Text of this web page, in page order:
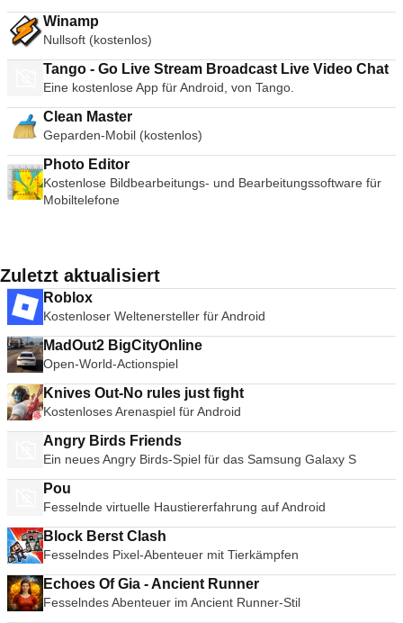
Winamp
Nullsoft (kostenlos)
Tango - Go Live Stream Broadcast Live Video Chat
Eine kostenlose App für Android, von Tango.
Clean Master
Geparden-Mobil (kostenlos)
Photo Editor
Kostenlose Bildbearbeitungs- und Bearbeitungssoftware für
Mobiltelefone
Zuletzt aktualisiert
Roblox
Kostenloser Weltenersteller für Android
MadOut2 BigCityOnline
Open-World-Actionspiel
Knives Out-No rules just fight
Kostenloses Arenaspiel für Android
Angry Birds Friends
Ein neues Angry Birds-Spiel für das Samsung Galaxy S
Pou
Fesselnde virtuelle Haustiererfahrung auf Android
Block Berst Clash
Fesselndes Pixel-Abenteuer mit Tierkämpfen
Echoes Of Gia - Ancient Runner
Fesselndes Abenteuer im Ancient Runner-Stil